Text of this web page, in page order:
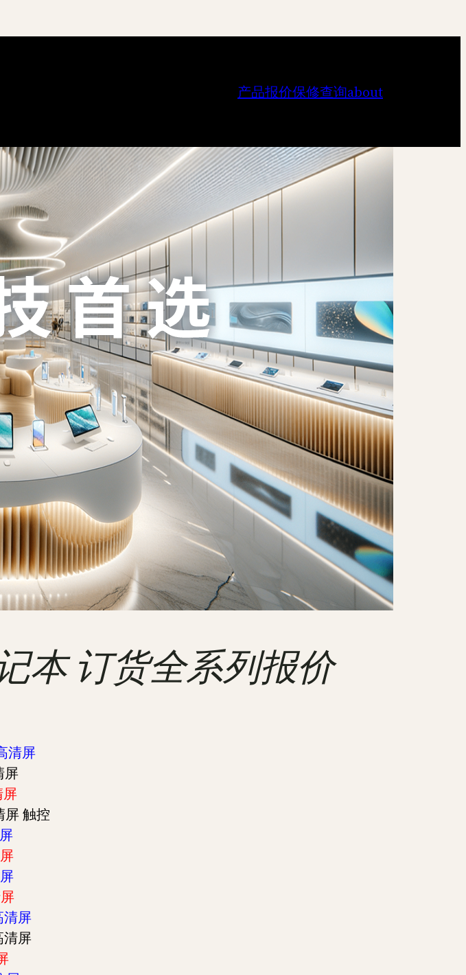
产品报价保修查询about
本 订货全系列报价
清屏
屏
屏
屏 触控
清屏
清屏